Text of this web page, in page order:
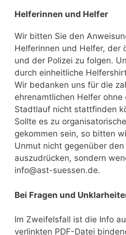
Helferinnen und Helfer
Wir bitten Sie den
Helferinnen und Helfer, der
und der Polizei zu folgen.
durch einheitliche
Wir bedanken uns für die
ehrenamtlichen Helfer ohne
Stadtlauf nicht stattfinden
Sollte es zu
gekommen sein, so bitten
Unmut nicht gegenüber den
auszudrücken, sondern
info@ast-suessen.de.
Bei Fragen und
Im Zweifelsfall ist die Info
verlinkten PDF-Datei